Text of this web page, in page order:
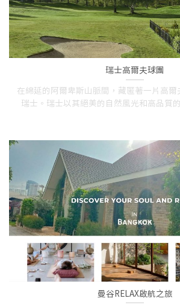
瑞士高爾夫球團
在綿延的阿爾卑斯山脈間，藏匿著一片高
瑞士。瑞士以其絕美的自然風光和高品質
曼谷RELAX啟航之旅